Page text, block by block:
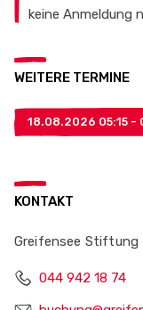
keine Anmeldung
WEITERE TERMINE
18.08.2026 05:15 -
KONTAKT
Greifensee Stiftung
044 942 18 74